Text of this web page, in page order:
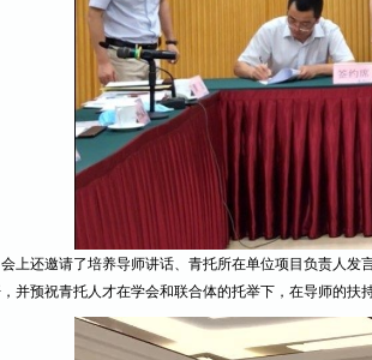
上还邀请了培养导师讲话、青托所在单位项目负责人
并预祝青托人才在学会和联合体的托举下，在导师的